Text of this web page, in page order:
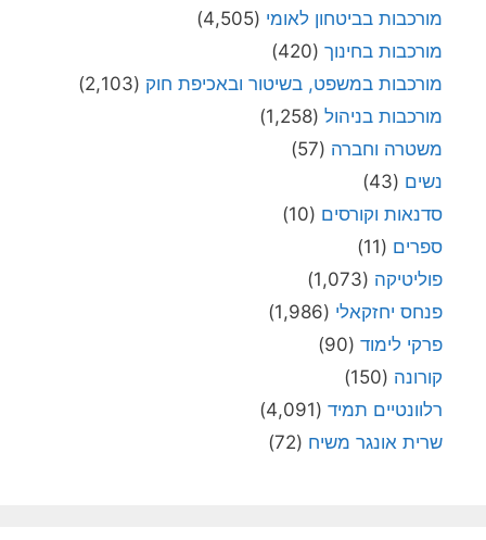
מורכבות בביטחון לאומי (4,505)
מורכבות בחינוך (420)
מורכבות במשפט, בשיטור ובאכיפת חוק (2,103)
מורכבות בניהול (1,258)
משטרה וחברה (57)
נשים (43)
סדנאות וקורסים (10)
ספרים (11)
פוליטיקה (1,073)
פנחס יחזקאלי (1,986)
פרקי לימוד (90)
קורונה (150)
רלוונטיים תמיד (4,091)
שרית אונגר משיח (72)